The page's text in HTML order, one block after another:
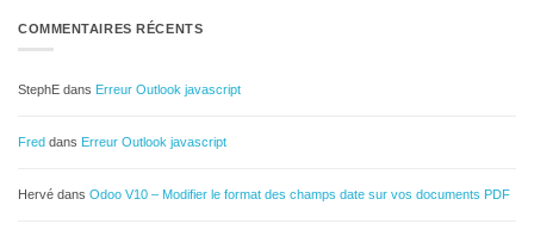
COMMENTAIRES RÉCENTS
StephE dans Erreur Outlook javascript
Fred dans Erreur Outlook javascript
Hervé dans Odoo V10 – Modifier le format des champs date sur vos documents PDF